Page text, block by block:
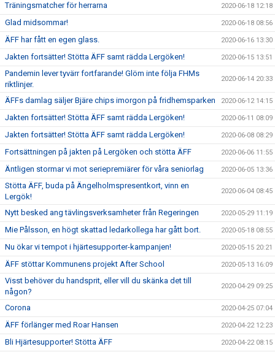
Träningsmatcher för herrarna 2020-06-18 12:18
Glad midsommar! 2020-06-18 08:56
ÄFF har fått en egen glass. 2020-06-16 13:30
Jakten fortsätter! Stötta ÄFF samt rädda Lergöken! 2020-06-15 13:51
Pandemin lever tyvärr fortfarande! Glöm inte följa FHMs
riktlinjer.
2020-06-14 20:33
ÄFFs damlag säljer Bjäre chips imorgon på fridhemsparken 2020-06-12 14:15
Jakten fortsätter! Stötta ÄFF samt rädda Lergöken! 2020-06-11 08:09
Jakten fortsätter! Stötta ÄFF samt rädda Lergöken! 2020-06-08 08:29
Fortsättningen på jakten på Lergöken och stötta ÄFF 2020-06-06 11:55
Äntligen stormar vi mot seriepremiärer för våra seniorlag 2020-06-05 13:36
Stötta ÄFF, buda på Ängelholmspresentkort, vinn en
Lergök!
2020-06-04 08:45
Nytt besked ang tävlingsverksamheter från Regeringen 2020-05-29 11:19
Mie Pålsson, en högt skattad ledarkollega har gått bort. 2020-05-18 08:55
Nu ökar vi tempot i hjärtesupporter-kampanjen! 2020-05-15 20:21
ÄFF stöttar Kommunens projekt After School 2020-05-13 16:09
Visst behöver du handsprit, eller vill du skänka det till
någon?
2020-04-29 09:25
Corona 2020-04-25 07:04
ÄFF förlänger med Roar Hansen 2020-04-22 12:23
Bli Hjärtesupporter! Stötta ÄFF 2020-04-22 08:15